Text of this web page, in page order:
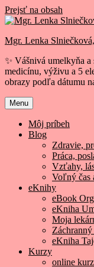
Prejsť na obsah
Mgr. Lenka
✨ Vášnivá umelkyňa
medicínu, výživu a 5
obrazy podľa dátumu
Menu
Môj príbeh
Blog
Zdravie,
Práca,
Vzťahy,
Voľný čas
eKnihy
eBook
eKniha
Moja
eKniha
Kurzy
online